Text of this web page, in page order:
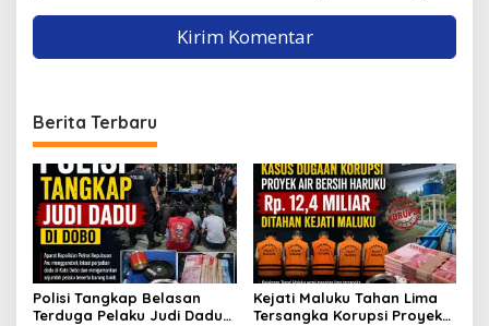
Berita Terbaru
Polisi Tangkap Belasan
Terduga Pelaku Judi Dadu
Kejati Maluku Tahan Lima
Tersangka Korupsi Proyek